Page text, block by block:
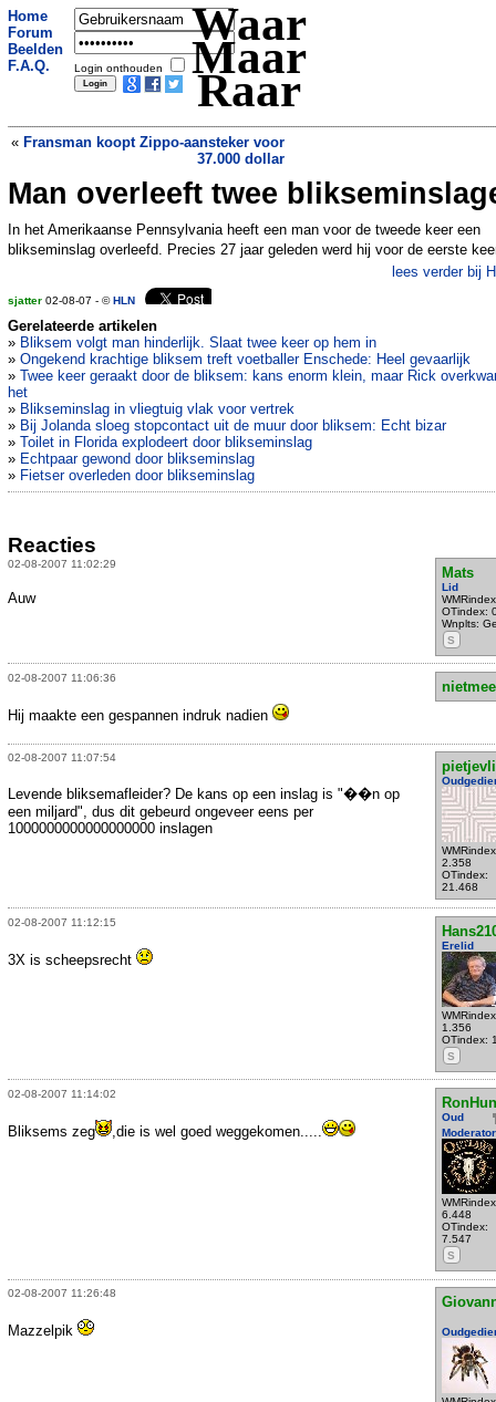
Home
Forum
Beelden
F.A.Q.
Login onthouden
Waar
Maar
Raar
« Fransman koopt Zippo-aansteker voor
37.000 dollar
Duitse opgepakt met 5,58 promille in
bloed»
Man overleeft twee
In het Amerikaanse Pennsylvania heeft een man voor de tweede keer een
blikseminslag overleefd. Precies 27 jaar geleden werd hij voor de eerste
lees verder bij
sjatter 02-08-07 - ©HLN
Gerelateerde artikelen
» Bliksem volgt man hinderlijk. Slaat twee keer op hem in
» Ongekend krachtige bliksem treft voetballer Enschede: Heel gevaarlijk
» Twee keer geraakt door de bliksem: kans enorm klein, maar Rick
het
» Blikseminslag in vliegtuig vlak voor vertrek
» Bij Jolanda sloeg stopcontact uit de muur door bliksem: Echt bizar
» Toilet in Florida explodeert door blikseminslag
» Echtpaar gewond door blikseminslag
» Fietser overleden door blikseminslag
Reacties
02-08-2007 11:02:29
Mats
Lid
OTindex:
Wnplts:
S
Auw
02-08-2007 11:06:36
Hij maakte een gespannen indruk nadien
02-08-2007 11:07:54
2.358
OTindex:
21.468
Levende bliksemafleider? De kans op een inslag is "��n op
een miljard", dus dit gebeurd ongeveer eens per
1000000000000000000 inslagen
02-08-2007 11:12:15
Erelid
1.356
OTindex:
S
3X is scheepsrecht
02-08-2007 11:14:02
Oud
Moderator
6.448
OTindex:
7.547
S
Bliksems zeg ,die is wel goed weggekomen.....
02-08-2007 11:26:48
Mazzelpik